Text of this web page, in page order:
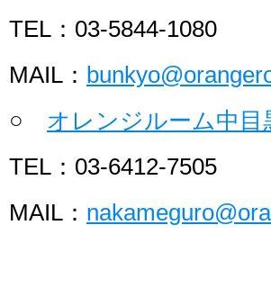
TEL：03-5844-1080
MAIL：
○ オレンジルーム中目
TEL：03-6412-7505
MAIL：